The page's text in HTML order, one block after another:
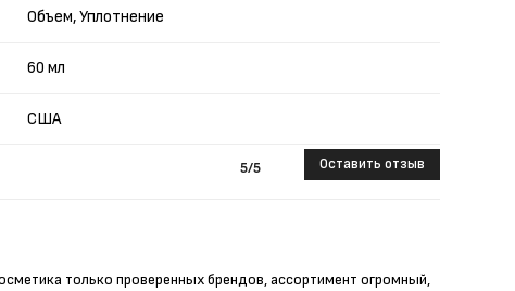
5/5 Оставить отзыв
только проверенных брендов, ассортимент огромный,
Объем, Уплотнение
60 мл
США